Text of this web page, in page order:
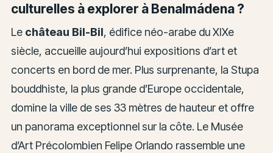
culturelles à explorer à Benalmádena ?
Le château Bil-Bil, édifice néo-arabe du XIXe
siècle, accueille aujourd’hui expositions d’art et
concerts en bord de mer. Plus surprenante, la Stupa
bouddhiste, la plus grande d’Europe occidentale,
domine la ville de ses 33 mètres de hauteur et offre
un panorama exceptionnel sur la côte. Le Musée
d’Art Précolombien Felipe Orlando rassemble une